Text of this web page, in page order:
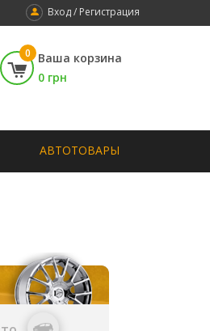
Вход / Регистрация
0
Ваша корзина
0 грн
АВТОТОВАРЫ